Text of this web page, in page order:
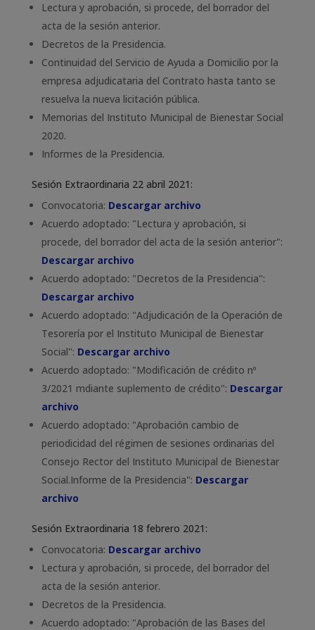
Lectura y aprobación, si procede, del borrador del
acta de la sesión anterior.
Decretos de la Presidencia.
Continuidad del Servicio de Ayuda a Domicilio por la
empresa adjudicataria del Contrato hasta tanto se
resuelva la nueva licitación pública.
Memorias del Instituto Municipal de Bienestar Social
2020.
Informes de la Presidencia.
Sesión Extraordinaria 22 abril 2021:
Convocatoria: Descargar archivo
Acuerdo adoptado: "Lectura y aprobación, si
procede, del borrador del acta de la sesión anterior":
Descargar archivo
Acuerdo adoptado: "Decretos de la Presidencia":
Descargar archivo
Acuerdo adoptado: "Adjudicación de la Operación de
Tesorería por el Instituto Municipal de Bienestar
Social": Descargar archivo
Acuerdo adoptado: "Modificación de crédito nº
3/2021 mdiante suplemento de crédito": Descargar
archivo
Acuerdo adoptado: "Aprobación cambio de
periodicidad del régimen de sesiones ordinarias del
Consejo Rector del Instituto Municipal de Bienestar
Social.Informe de la Presidencia": Descargar
archivo
Sesión Extraordinaria 18 febrero 2021:
Convocatoria: Descargar archivo
Lectura y aprobación, si procede, del borrador del
acta de la sesión anterior.
Decretos de la Presidencia.
Acuerdo adoptado: "Aprobación de las Bases del